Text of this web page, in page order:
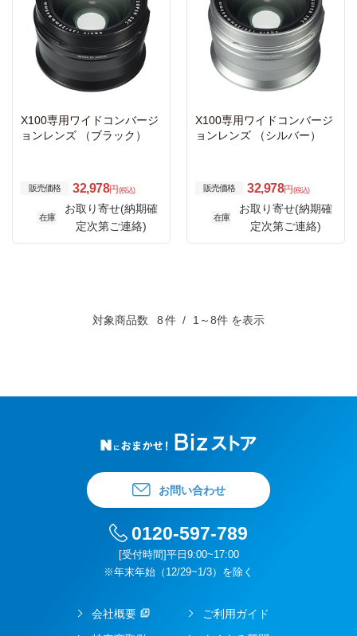
X100専用ワイドコンバージ
ョンレンズ （ブラック）
販売価格 32,978円 (税込)
在庫
お取り寄せ(納期確
定次第ご連絡)
X100専用ワイドコンバージ
ョンレンズ （シルバー）
販売価格 32,978円 (税込)
在庫
お取り寄せ(納期確
定次第ご連絡)
対象商品数 8件 1～8件 を表示
お問い合わせ
0120-597-789
[受付時間]平日9:00~17:00
※年末年始（12/29~1/3）を除く
会社概要
ご利用ガイド